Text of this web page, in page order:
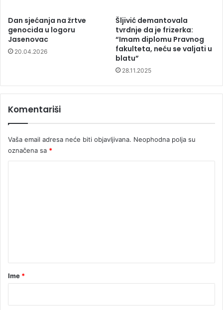
Dan sjećanja na žrtve
genocida u logoru
Jasenovac
20.04.2026
Šljivić demantovala
tvrdnje da je frizerka:
“Imam diplomu Pravnog
fakulteta, neću se valjati u
blatu”
28.11.2025
Komentariši
Vaša email adresa neće biti objavljivana. Neophodna polja su
označena sa *
rIme *